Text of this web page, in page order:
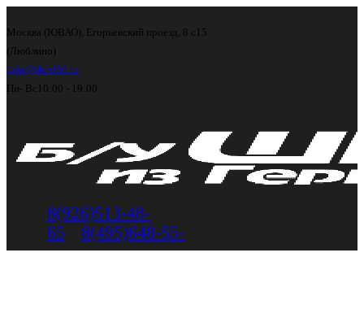
Москва (ЮВАО), Егорьевский проезд, 8 с15
(Люблино)
info@shini56.ru
Пн- Вс 10:00 - 19:00
8(926)513-48-
65
8(495)648-55-